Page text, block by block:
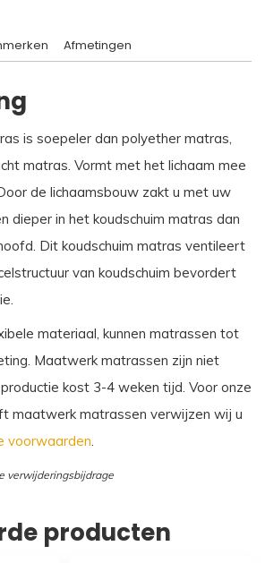
Afmetingen
is soepeler dan polyether matras,
matras. Vormt met het lichaam mee
de lichaamsbouw zakt u met uw
dieper in het koudschuim matras dan
Dit koudschuim matras ventileert
van koudschuim bevordert
materiaal, kunnen matrassen tot
Maatwerk matrassen zijn niet
kost 3-4 weken tijd. Voor onze
maatwerk matrassen verwijzen wij u
voorwaarden
verwijderingsbijdrage
producten